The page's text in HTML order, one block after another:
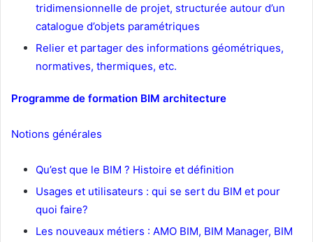
tridimensionnelle de projet, structurée autour d’un
catalogue d’objets paramétriques
Relier et partager des informations géométriques,
normatives, thermiques, etc.
Programme de formation BIM architecture
Notions générales
Qu’est que le BIM ? Histoire et définition
Usages et utilisateurs : qui se sert du BIM et pour
quoi faire?
Les nouveaux métiers : AMO BIM, BIM Manager, BIM